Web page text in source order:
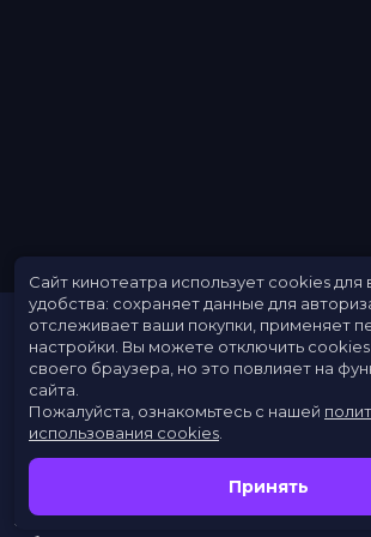
Расписание
Скоро в кино
Заведения
Сайт кинотеатра использует cookies для
удобства: сохраняет данные для
отслеживает ваши покупки, применяет
настройки. Вы можете отключить cookies
своего браузера, но это повлияет на
сайта.
Пожалуйста, ознакомьтесь с нашей
использования cookies
Принять